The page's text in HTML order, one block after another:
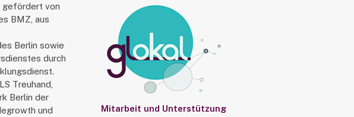
gefördert von
BMZ, aus
Berlin sowie
durch
Treuhand,
Berlin der
und
Mitarbeit und Unterstützung